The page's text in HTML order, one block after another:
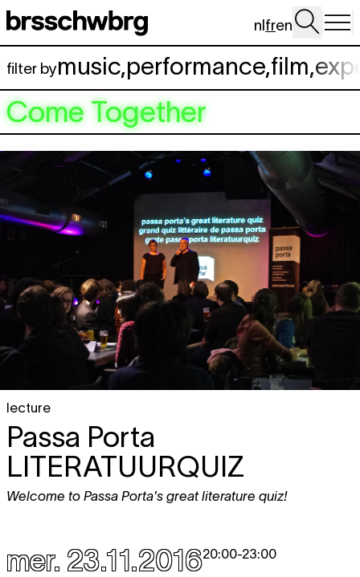
Aller au contenu principal
nlfren
filter bymusic,performance,film,
Come Together
lecture
Passa Porta
LITERATUURQUIZ
Welcome to Passa Porta's great literature quiz!
mer. 23.11.201620:00-23:00